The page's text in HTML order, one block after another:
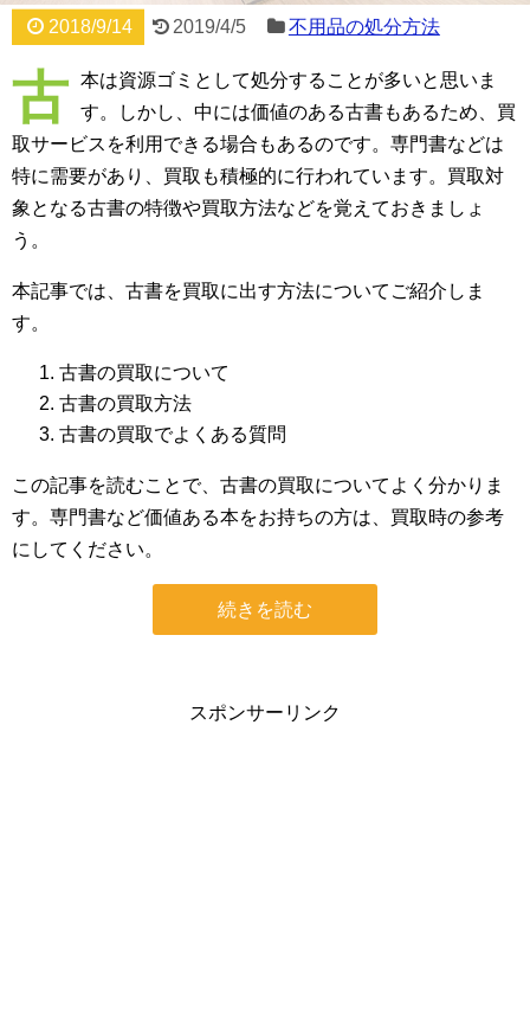
2018/9/14 2019/4/5 不用品の処分方法
古 本は資源ゴミとして処分することが多いと思いま
す。しかし、中には価値のある古書もあるため、買
取サービスを利用できる場合もあるのです。専門書などは
特に需要があり、買取も積極的に行われています。買取対
象となる古書の特徴や買取方法などを覚えておきましょ
う。
本記事では、古書を買取に出す方法についてご紹介しま
す。
古書の買取について
古書の買取方法
古書の買取でよくある質問
この記事を読むことで、古書の買取についてよく分かりま
す。専門書など価値ある本をお持ちの方は、買取時の参考
にしてください。
続きを読む
スポンサーリンク